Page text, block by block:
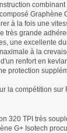
combinant
Graphène
à la fois une
très grande
une excellente
à la
renfort en
protection
la compétition sur
320 TPI très
G+ Isotech